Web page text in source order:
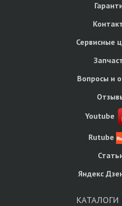
Сервисные
Вопросы и
Youtube
Rutube
Яндекс
КАТАЛОГИ